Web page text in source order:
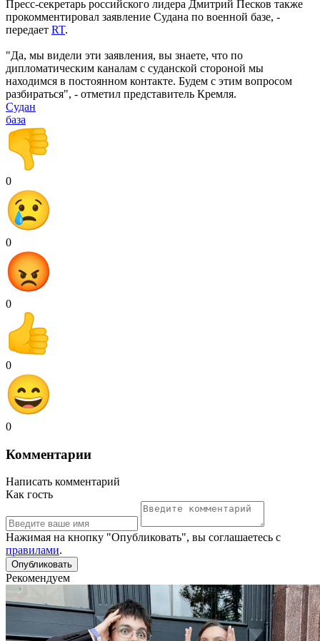
Пресс-секретарь российского лидера Дмитрий Песков также
прокомментировал заявление Судана по военной базе, -
передает RT.
"Да, мы видели эти заявления, вы знаете, что по
дипломатическим каналам с суданской стороной мы
находимся в постоянном контакте. Будем с этим вопросом
разбираться", - отметил представитель Кремля.
Судан
база
0
0
0
0
0
Комментарии
Написать комментарий
Как гость
Нажимая на кнопку "Опубликовать", вы соглашаетесь с
правилами.
Рекомендуем